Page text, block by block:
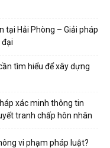
tại Hải Phòng – Giải pháp
tìm hiểu để xây dựng
xác minh thông tin
tranh chấp hôn nhân
vi phạm pháp luật?